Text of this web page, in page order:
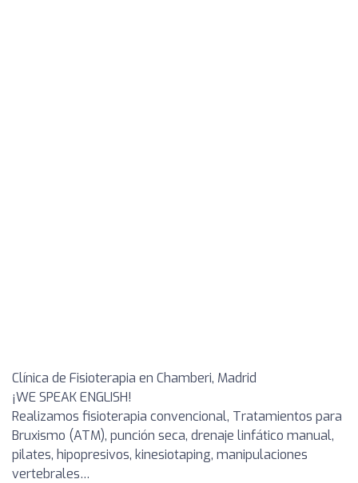
Clínica de Fisioterapia en Chamberi, Madrid
¡WE SPEAK ENGLISH!
Realizamos fisioterapia convencional, Tratamientos para
Bruxismo (ATM), punción seca, drenaje linfático manual,
pilates, hipopresivos, kinesiotaping, manipulaciones
vertebrales…